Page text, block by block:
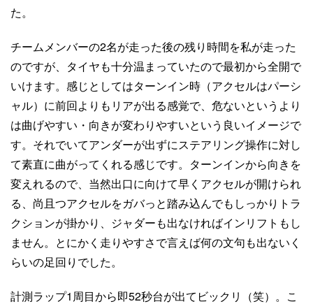
た。
チームメンバーの2名が走った後の残り時間を私が走った
のですが、タイヤも十分温まっていたので最初から全開で
いけます。感じとしてはターンイン時（アクセルはパーシ
ャル）に前回よりもリアが出る感覚で、危ないというより
は曲げやすい・向きが変わりやすいという良いイメージで
す。それでいてアンダーが出ずにステアリング操作に対し
て素直に曲がってくれる感じです。ターンインから向きを
変えれるので、当然出口に向けて早くアクセルが開けられ
る、尚且つアクセルをガバっと踏み込んでもしっかりトラ
クションが掛かり、ジャダーも出なければインリフトもし
ません。とにかく走りやすさで言えば何の文句も出ないく
らいの足回りでした。
計測ラップ1周目から即52秒台が出てビックリ（笑）。こ